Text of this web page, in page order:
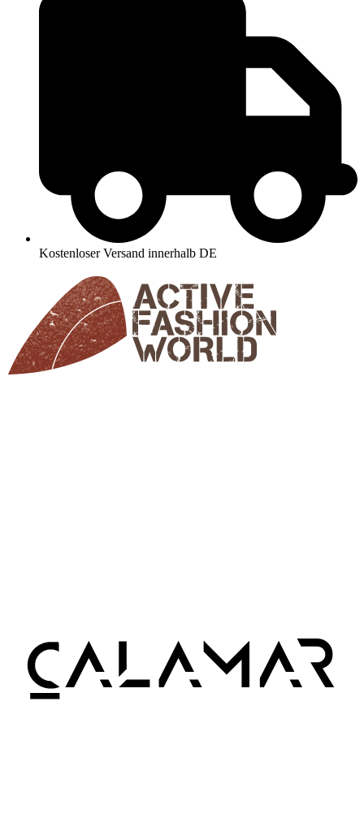
Kostenloser Versand innerhalb DE